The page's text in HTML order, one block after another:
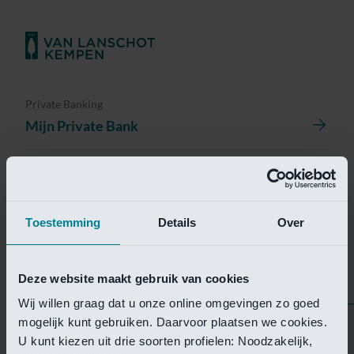
Toestemming Details Over
Deze website maakt gebruik van cookies
Wij willen graag dat u onze online omgevingen zo goed
mogelijk kunt gebruiken. Daarvoor plaatsen we cookies.
U kunt kiezen uit drie soorten profielen: Noodzakelijk,
Private Banking
Mijn Private Bank
Helaas is deze pagina